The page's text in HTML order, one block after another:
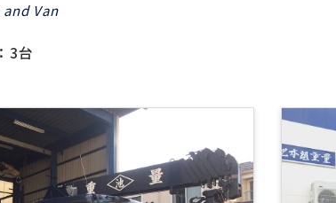
and Van
3台